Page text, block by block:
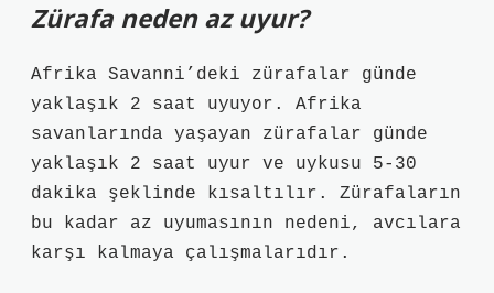
Zürafa neden az uyur?
Afrika Savanni’deki zürafalar günde
yaklaşık 2 saat uyuyor. Afrika
savanlarında yaşayan zürafalar günde
yaklaşık 2 saat uyur ve uykusu 5-30
dakika şeklinde kısaltılır. Zürafaların
bu kadar az uyumasının nedeni, avcılara
karşı kalmaya çalışmalarıdır.